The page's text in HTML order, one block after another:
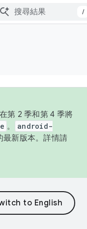
/
第 2 季和第 4 季將
。
android-
最新版本。詳情請